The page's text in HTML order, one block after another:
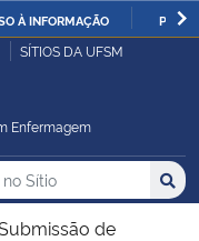
À INFORMAÇÃO
SÍTIOS DA UFSM
Enfermagem
no no Sítio
de